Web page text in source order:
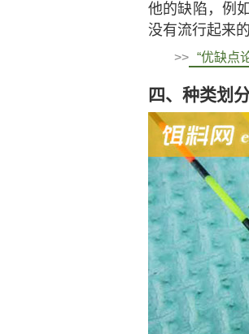
他的缺陷，例
没有流行起来
>> “优缺点
四、种类划